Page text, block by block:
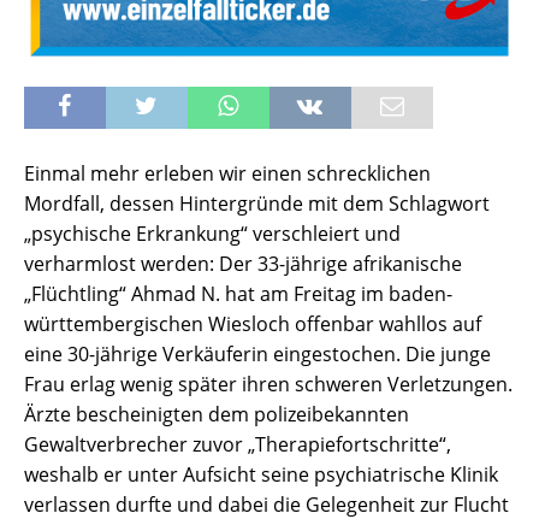
Einmal mehr erleben wir einen schrecklichen
Mordfall, dessen Hintergründe mit dem Schlagwort
„psychische Erkrankung“ verschleiert und
verharmlost werden: Der 33-jährige afrikanische
„Flüchtling“ Ahmad N. hat am Freitag im baden-
württembergischen Wiesloch offenbar wahllos auf
eine 30-jährige Verkäuferin eingestochen. Die junge
Frau erlag wenig später ihren schweren Verletzungen.
Ärzte bescheinigten dem polizeibekannten
Gewaltverbrecher zuvor „Therapiefortschritte“,
weshalb er unter Aufsicht seine psychiatrische Klinik
verlassen durfte und dabei die Gelegenheit zur Flucht